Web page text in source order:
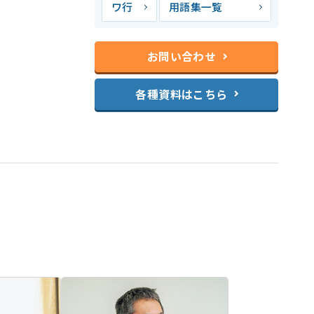
ワ行 用語集一覧
お問い合わせ
各種資料はこちら